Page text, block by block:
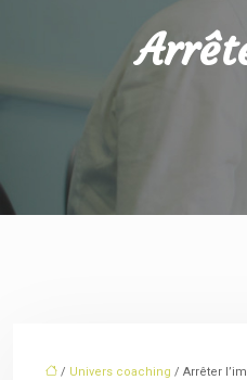
/ Univers coaching / Arrêter